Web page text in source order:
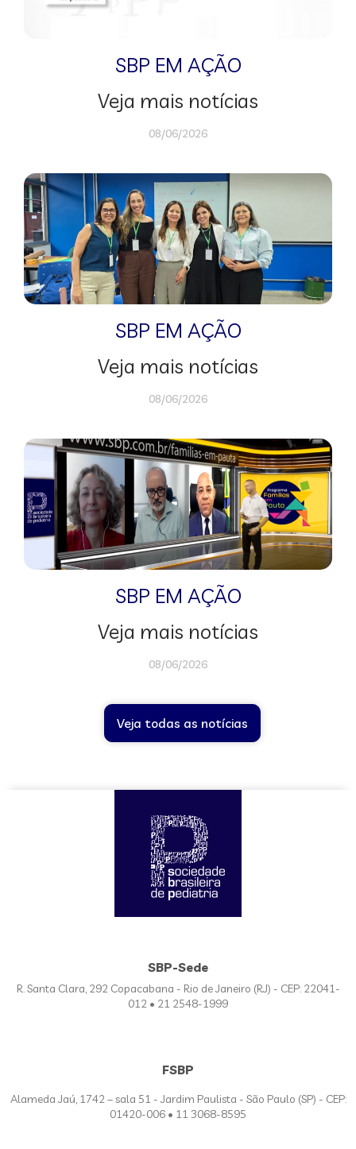
SBP EM AÇÃO
Veja mais notícias
08/06/2026
SBP EM AÇÃO
Veja mais notícias
08/06/2026
SBP EM AÇÃO
Veja mais notícias
08/06/2026
Veja todas as notícias
SBP-Sede
R. Santa Clara, 292 Copacabana - Rio de Janeiro (RJ) - CEP: 22041-
012 • 21 2548-1999
FSBP
Alameda Jaú, 1742 – sala 51 - Jardim Paulista - São Paulo (SP) - CEP:
01420-006 • 11 3068-8595